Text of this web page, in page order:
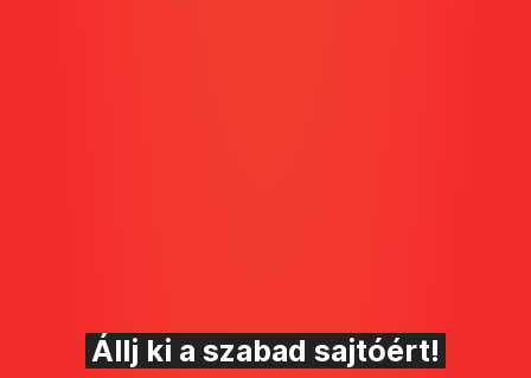
Állj ki a szabad sajtóért!